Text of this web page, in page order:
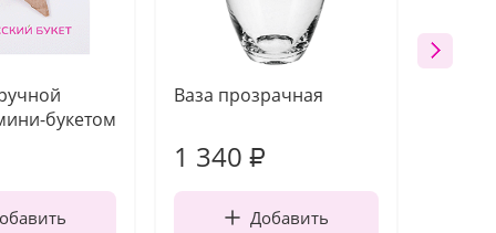
букетом
Ваза прозрачная
1 340 ₽
Добавить